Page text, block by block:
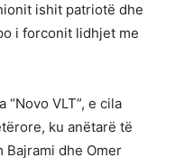
ishit patriotë dhe
i forconit lidhjet me
VLT”, e cila
ku anëtarë të
Bajrami dhe Omer